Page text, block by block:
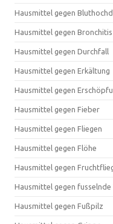
Hausmittel gegen
Hausmittel gegen Bronchitis
Hausmittel gegen Durchfall
Hausmittel gegen Erkältung
Hausmittel gegen
Hausmittel gegen Fieber
Hausmittel gegen Fliegen
Hausmittel gegen Flöhe
Hausmittel gegen
Hausmittel gegen fusselnde
Hausmittel gegen Fußpilz